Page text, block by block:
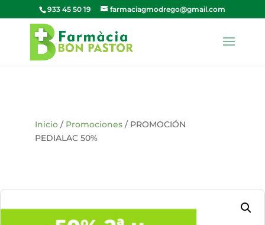
933 45 50 19 farmaciagmodrego@gmail.com
Inicio/ Promociones/ PROMOCIÓN
PEDIALAC 50%